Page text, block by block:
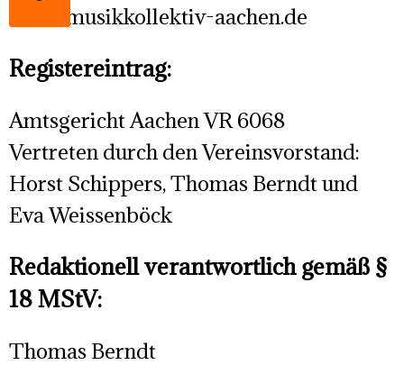
info@musikkollektiv-aachen.de
Registereintrag:
Amtsgericht Aachen VR 6068
Vertreten durch den Vereinsvorstand:
Horst Schippers, Thomas Berndt und
Eva Weissenböck
Redaktionell verantwortlich gemäß §
18 MStV:
Thomas Berndt